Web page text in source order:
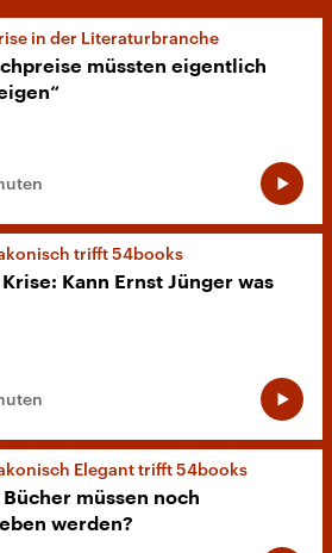
in der Literaturbranche
müssten eigentlich
trifft 54books
Kann Ernst Jünger was
Elegant trifft 54books
müssen noch
werden?